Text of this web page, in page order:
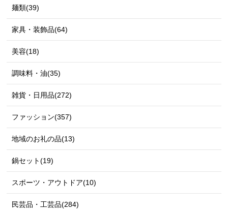
麺類(39)
家具・装飾品(64)
美容(18)
調味料・油(35)
雑貨・日用品(272)
ファッション(357)
地域のお礼の品(13)
鍋セット(19)
スポーツ・アウトドア(10)
民芸品・工芸品(284)